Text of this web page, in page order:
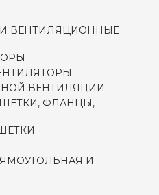
ВЕНТИЛЯЦИОННЫЕ
ВЕНТИЛЯЦИИ
ФЛАНЦЫ,
И